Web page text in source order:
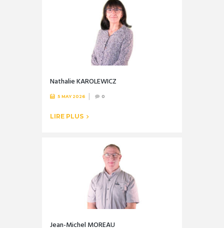
Nathalie KAROLEWICZ
5 MAY 2026 0
LIRE PLUS
Jean-Michel MOREAU